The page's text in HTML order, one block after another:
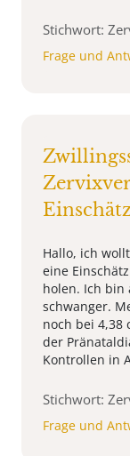
Stichwort:
Frage und
Hallo, ich
eine
holen. Ich bin
schwanger.
noch bei 4,38
der
Kontrollen in
Stichwort:
Frage und